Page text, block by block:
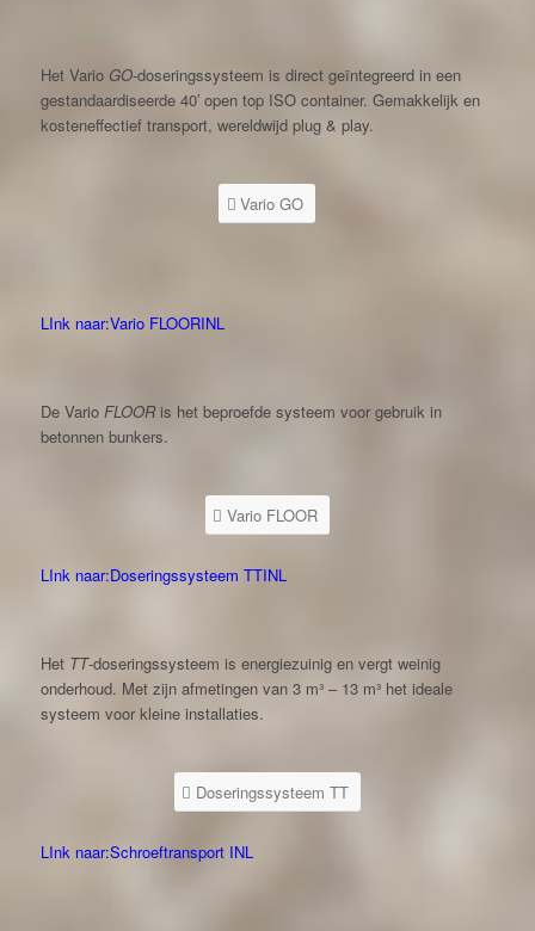
Het Vario GO-doseringssysteem is direct geïntegreerd in een
gestandaardiseerde 40′ open top ISO container. Gemakkelijk en
kosteneffectief transport, wereldwijd plug & play.
Vario GO
LInk naar:Vario FLOORINL
De Vario FLOOR is het beproefde systeem voor gebruik in
betonnen bunkers.
Vario FLOOR
LInk naar:Doseringssysteem TTINL
Het TT-doseringssysteem is energiezuinig en vergt weinig
onderhoud. Met zijn afmetingen van 3 m³ – 13 m³ het ideale
systeem voor kleine installaties.
Doseringssysteem TT
LInk naar:Schroeftransport INL